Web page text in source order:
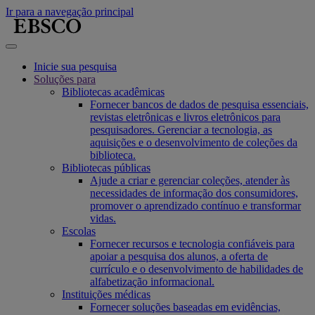
Ir para a navegação principal
Inicie sua pesquisa
Soluções para
Bibliotecas acadêmicas
Fornecer bancos de dados de pesquisa essenciais,
revistas eletrônicas e livros eletrônicos para
pesquisadores. Gerenciar a tecnologia, as
aquisições e o desenvolvimento de coleções da
biblioteca.
Bibliotecas públicas
Ajude a criar e gerenciar coleções, atender às
necessidades de informação dos consumidores,
promover o aprendizado contínuo e transformar
vidas.
Escolas
Fornecer recursos e tecnologia confiáveis para
apoiar a pesquisa dos alunos, a oferta de
currículo e o desenvolvimento de habilidades de
alfabetização informacional.
Instituições médicas
Fornecer soluções baseadas em evidências,